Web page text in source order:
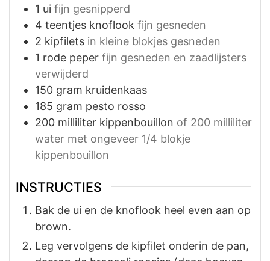
1 ui fijn gesnipperd
4 teentjes knoflook fijn gesneden
2 kipfilets in kleine blokjes gesneden
1 rode peper fijn gesneden en zaadlijsters
verwijderd
150 gram kruidenkaas
185 gram pesto rosso
200 milliliter kippenbouillon of 200 milliliter
water met ongeveer 1/4 blokje
kippenbouillon
INSTRUCTIES
Bak de ui en de knoflook heel even aan op
brown.
Leg vervolgens de kipfilet onderin de pan,